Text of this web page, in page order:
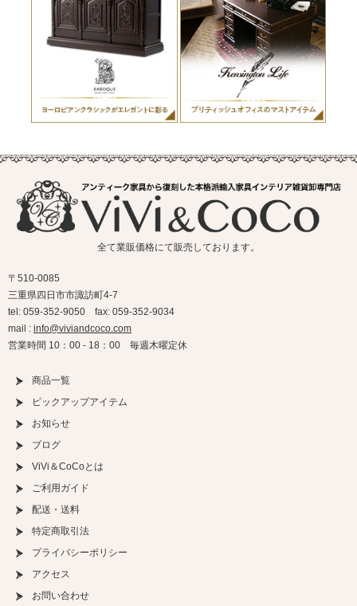
全て業販価格にて販売しております。
〒510-0085
三重県四日市市諏訪町4-7
tel: 059-352-9050 fax: 059-352-9034
mail : info@viviandcoco.com
営業時間 10：00 - 18：00 毎週木曜定休
商品一覧
ピックアップアイテム
お知らせ
ブログ
ViVi＆CoCoとは
ご利用ガイド
配送・送料
特定商取引法
プライバシーポリシー
アクセス
お問い合わせ